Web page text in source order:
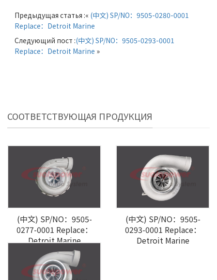
Предыдущая статья :« (中文) SP/NO：9505-0280-0001
Replace：Detroit Marine
Следующий пост :(中文) SP/NO：9505-0293-0001
Replace：Detroit Marine »
СООТВЕТСТВУЮЩАЯ ПРОДУКЦИЯ
(中文) SP/NO：9505-
0277-0001 Replace：
Detroit Marine
(中文) SP/NO：9505-
0293-0001 Replace：
Detroit Marine